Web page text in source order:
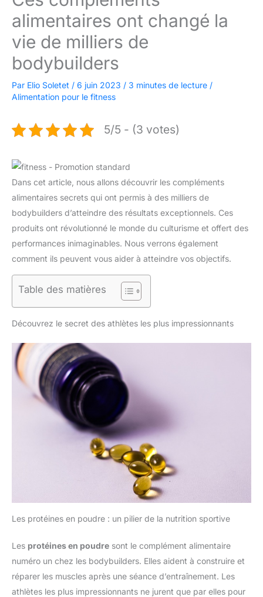
alimentaires ont changé la
vie de milliers de
bodybuilders
Par Elio Soletet / 6 juin 2023 / 3 minutes de lecture /
Alimentation pour le fitness
5/5 - (3 votes)
Dans cet article, nous allons découvrir les compléments
alimentaires secrets qui ont permis à des milliers de
bodybuilders d’atteindre des résultats exceptionnels. Ces
produits ont révolutionné le monde du culturisme et offert des
performances inimaginables. Nous verrons également
comment ils peuvent vous aider à atteindre vos objectifs.
Table des matières
Découvrez le secret des athlètes les plus impressionnants
Les protéines en poudre : un pilier de la nutrition sportive
Les protéines en poudre sont le complément alimentaire
numéro un chez les bodybuilders. Elles aident à construire et
réparer les muscles après une séance d’entraînement. Les
athlètes les plus impressionnants ne jurent que par elles pour